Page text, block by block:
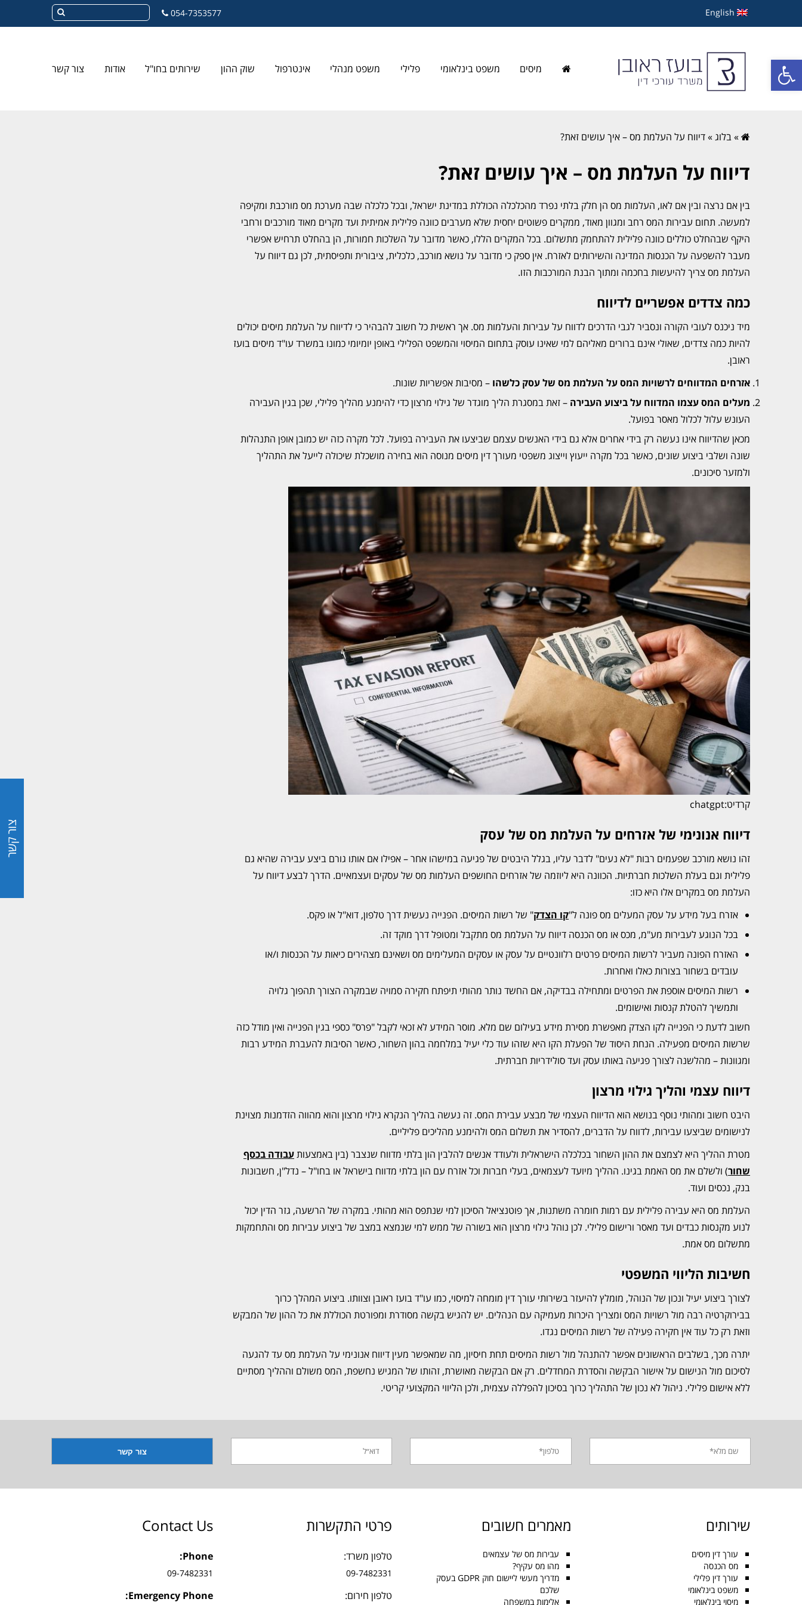
פתח סרגל נגישות
צור קשר
English
054-7353577
מיסים משפט בינלאומי פלילי משפט מנהלי אינטרפול שוק ההון שירותים בחו"ל אודות צור קשר
»בלוג»דיווח על העלמת מס – איך עושים זאת?
דיווח על העלמת מס – איך עושים זאת?
בין אם נרצה ובין אם לאו, העלמות מס הן חלק בלתי נפרד מהכלכלה הכוללת במדינת ישראל, ובכל כלכלה שבה מערכת מס מורכבת ומקיפה
למעשה. תחום עבירות המס רחב ומגוון מאוד, ממקרים פשוטים יחסית שלא מערבים כוונה פלילית אמיתית ועד מקרים מאוד מורכבים ורחבי
היקף שבהחלט כוללים כוונה פלילית להתחמק מתשלום. בכל המקרים הללו, כאשר מדובר על השלכות חמורות, הן בהחלט תרחיש אפשרי
מעבר להשפעה על הכנסות המדינה והשירותים לאזרח. אין ספק כי מדובר על נושא מורכב, כלכלית, ציבורית ותפיסתית, לכן גם דיווח על
העלמת מס צריך להיעשות בחכמה ומתוך הבנת המורכבות הזו.
כמה צדדים אפשריים לדיווח
מיד ניכנס לעובי הקורה ונסביר לגבי הדרכים לדווח על עבירות והעלמות מס. אך ראשית כל חשוב להבהיר כי לדיווח על העלמת מיסים יכולים
להיות כמה צדדים, שאולי אינם ברורים מאליהם למי שאינו עוסק בתחום המיסוי והמשפט הפלילי באופן יומיומי כמונו במשרד עו"ד מיסים בועז
ראובן.
אזרחים המדווחים לרשויות המס על העלמת מס של עסק כלשהו – מסיבות אפשריות שונות.
מעלים המס עצמו המדווח על ביצוע העבירה – זאת במסגרת הליך מוגדר של גילוי מרצון כדי להימנע מהליך פלילי, שכן בגין העבירה
העונש עלול לכלול מאסר בפועל.
מכאן שהדיווח אינו נעשה רק בידי אחרים אלא גם בידי האנשים עצמם שביצעו את העבירה בפועל. לכל מקרה כזה יש כמובן אופן התנהלות
שונה ושלבי ביצוע שונים, כאשר בכל מקרה ייעוץ וייצוג משפטי מעורך דין מיסים מנוסה הוא בחירה מושכלת שיכולה לייעל את התהליך
ולמזער סיכונים.
קרדיט:chatgpt
דיווח אנונימי של אזרחים על העלמת מס של עסק
זהו נושא מורכב שפעמים רבות "לא נעים" לדבר עליו, בגלל היבטים של פגיעה במישהו אחר – אפילו אם אותו גורם ביצע עבירה שהיא גם
פלילית וגם בעלת השלכות חברתיות. הכוונה היא ליוזמה של אזרחים החושפים העלמות מס של עסקים ועצמאיים. הדרך לבצע דיווח על
העלמת מס במקרים אלו היא כזו:
אזרח בעל מידע על עסק המעלים מס פונה ל"קו הצדק" של רשות המיסים. הפנייה נעשית דרך טלפון, דוא"ל או פקס.
בכל הנוגע לעבירות מע"מ, מכס או מס הכנסה דיווח על העלמת מס מתקבל ומטופל דרך מוקד זה.
האזרח הפונה מעביר לרשות המיסים פרטים רלוונטיים על עסק או עסקים המעלימים מס ושאינם מצהירים כיאות על הכנסות ו/או
עובדים בשחור בצורות כאלו ואחרות.
רשות המיסים אוספת את הפרטים ומתחילה בבדיקה, אם החשד נותר מהותי תיפתח חקירה סמויה שבמקרה הצורך תהפוך גלויה
ותמשיך להטלת קנסות ואישומים.
חשוב לדעת כי הפנייה לקו הצדק מאפשרת מסירת מידע בעילום שם מלא. מוסר המידע לא זכאי לקבל "פרס" כספי בגין הפנייה ואין מודל כזה
שרשות המיסים מפעילה. הנחת היסוד של הפעלת הקו היא שזהו עוד כלי יעיל במלחמה בהון השחור, כאשר הסיבות להעברת המידע רבות
ומגוונות – מהלשנה לצורך פגיעה באותו עסק ועד סולידריות חברתית.
דיווח עצמי והליך גילוי מרצון
היבט חשוב ומהותי נוסף בנושא הוא הדיווח העצמי של מבצע עבירת המס. זה נעשה בהליך הנקרא גילוי מרצון והוא מהווה הזדמנות מצוינת
לנישומים שביצעו עבירות, לדווח על הדברים, להסדיר את תשלום המס ולהימנע מהליכים פליליים.
מטרת ההליך היא לצמצם את ההון השחור בכלכלה הישראלית ולעודד אנשים להלבין הון בלתי מדווח שנצבר (בין באמצעותעבודה בכסף
שחור) ולשלם את מס האמת בגינו. ההליך מיועד לעצמאים, בעלי חברות וכל אזרח עם הון בלתי מדווח בישראל או בחו"ל – נדל"ן, חשבונות
בנק, נכסים ועוד.
העלמת מס היא עבירה פלילית עם רמות חומרה משתנות, אך פוטנציאל הסיכון למי שנתפס הוא מהותי. במקרה של הרשעה, גזר הדין יכול
לנוע מקנסות כבדים ועד מאסר ורישום פלילי. לכן נוהל גילוי מרצון הוא בשורה של ממש למי שנמצא במצב של ביצוע עבירות מס והתחמקות
מתשלום מס אמת.
חשיבות הליווי המשפטי
לצורך ביצוע יעיל ונכון של הנוהל, מומלץ להיעזר בשירותי עורך דין מומחה למיסוי, כמו עו"ד בועז ראובן וצוותו. ביצוע המהלך כרוך
בבירוקרטיה רבה מול רשויות המס ומצריך היכרות מעמיקה עם הנהלים. יש להגיש בקשה מסודרת ומפורטת הכוללת את כל ההון של המבקש
וזאת רק כל עוד אין חקירה פעילה של רשות המיסים נגדו.
יתרה מכך, בשלבים הראשונים אפשר להתנהל מול רשות המיסים תחת חיסיון, מה שמאפשר מעין דיווח אנונימי על העלמת מס עד להגעה
לסיכום מול הנישום על אישור הבקשה והסדרת המחדלים. רק אם הבקשה מאושרת, זהותו של המגיש נחשפת, המס משולם וההליך מסתיים
ללא אישום פלילי. ניהול לא נכון של התהליך כרוך בסיכון להפללה עצמית, ולכן הליווי המקצועי קריטי.
שירותים
עורך דין מיסים
מס הכנסה
עורך דין פלילי
משפט בינלאומי
מיסוי בינלאומי
מאמרים חשובים
עבירות מס של עצמאים
מהו מס עקיף?
מדריך מעשי ליישום חוק GDPR בעסק
שלכם
אלימות במשפחה
פרטי התקשרות
טלפון משרד:
09-7482331
טלפון חירום:
Contact Us
Phone:
09-7482331
Emergency Phone: